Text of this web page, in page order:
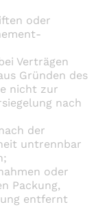
oder
Verträgen
Gründen des
nicht zur
nach
der
untrennbar
oder
Packung,
entfernt